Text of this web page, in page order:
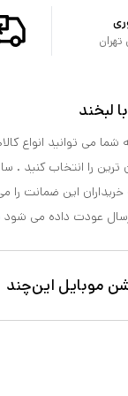
لبخند
شما می توانید انواع
را انتخاب کنید .
خریداران این ضمانت
عودت داده می شود
موبایل این‌چند